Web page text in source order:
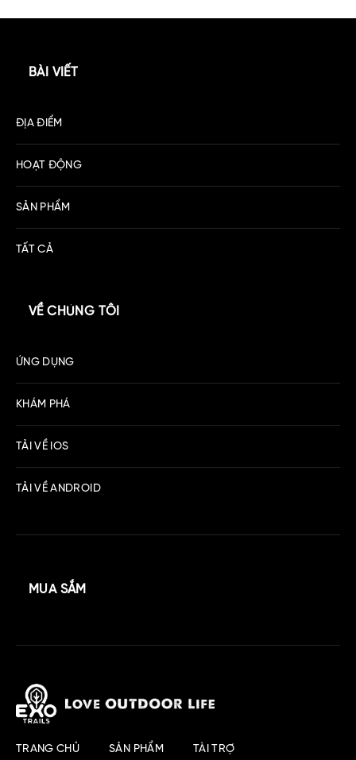
BÀI VIẾT
ĐỊA ĐIỂM
HOẠT ĐỘNG
SẢN PHẨM
TẤT CẢ
VỀ CHÚNG TÔI
ỨNG DỤNG
KHÁM PHÁ
TẢI VỀ IOS
TẢI VỀ ANDROID
MUA SẮM
TRANG CHỦ SẢN PHẨM TÀI TRỢ